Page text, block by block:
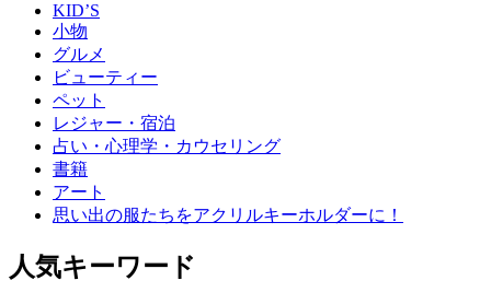
KID’S
小物
グルメ
ビューティー
ペット
レジャー・宿泊
占い・心理学・カウセリング
書籍
アート
思い出の服たちをアクリルキーホルダーに！
人気キーワード